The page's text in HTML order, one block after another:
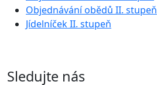
Objednávání obědů II. stupeň
Jídelníček II. stupeň
Sledujte nás